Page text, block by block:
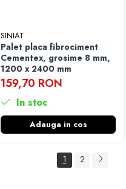
SINIAT
Palet placa fibrociment
Cementex, grosime 8 mm,
1200 x 2400 mm
159,70 RON
In stoc
Adauga in cos
1 2